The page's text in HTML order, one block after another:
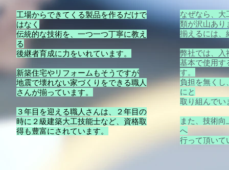
工場からできてくる製品を作るだけで
はなく
伝統的な技術を、一つ一つ丁寧に教え
る
後継者育成に力をいれています。
新築住宅やリフォームもそうですが
地震で壊れない家づくりをできる職人
さんが揃っています。
​３年目を迎える職人さんは、２年目の
時に２級建築大工技能士など、資格取
得も豊富にされています。
なぜなら、大
類が沢山あり
揃えるには、
弊社では、入
基本で使用す
す。
負担を無くし
にと
取り組んでい
また、技術
へ
行って頂いて